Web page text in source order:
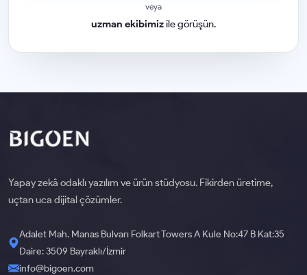
veya
uzman ekibimizile görüşün.
Yapay zekâ odaklı yazılım ve ürün stüdyosu. Fikirden üretime,
uçtan uca dijital çözümler.
Adalet Mah. Manas Bulvarı Folkart Towers A Kule No:47 B Kat:35
Daire: 3509 Bayraklı/İzmir
info@bigoen.com